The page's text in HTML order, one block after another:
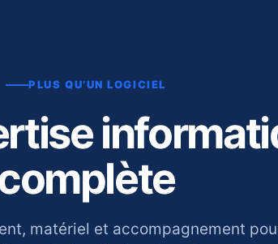
PLUS QU’UN LOGICIEL
matériel et accompagnement